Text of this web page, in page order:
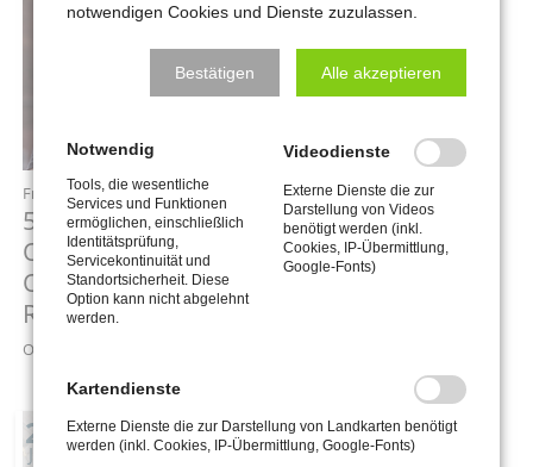
Freitag,31.07.2026, 19:30 Uhr
5. Konzert des Internationalen
Orgelsommers: «Musik für Violine und
Orgel: Zwischen Frühbarock und
Romantik»
Ort: Stadtkirche St. Wenzel zu Naumburg
29
JUL
notwendigen Cookies und Dienste zuzulassen.
Bestätigen Alle akzeptieren
Notwendig
Tools, die wesentliche
Services und Funktionen
ermöglichen, einschließlich
Identitätsprüfung,
Servicekontinuität und
Standortsicherheit. Diese
Option kann nicht abgelehnt
werden.
Videodienste
Externe Dienste die zur
Darstellung von Videos
benötigt werden (inkl.
Cookies, IP-Übermittlung,
Google-Fonts)
Kartendienste
Externe Dienste die zur Darstellung von Landkarten benötigt
werden (inkl. Cookies, IP-Übermittlung, Google-Fonts)